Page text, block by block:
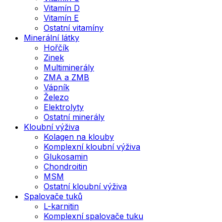
Vitamín D
Vitamín E
Ostatní vitamíny
Minerální látky
Hořčík
Zinek
Multiminerály
ZMA a ZMB
Vápník
Železo
Elektrolyty
Ostatní minerály
Kloubní výživa
Kolagen na klouby
Komplexní kloubní výživa
Glukosamin
Chondroitin
MSM
Ostatní kloubní výživa
Spalovače tuků
L-karnitin
Komplexní spalovače tuku